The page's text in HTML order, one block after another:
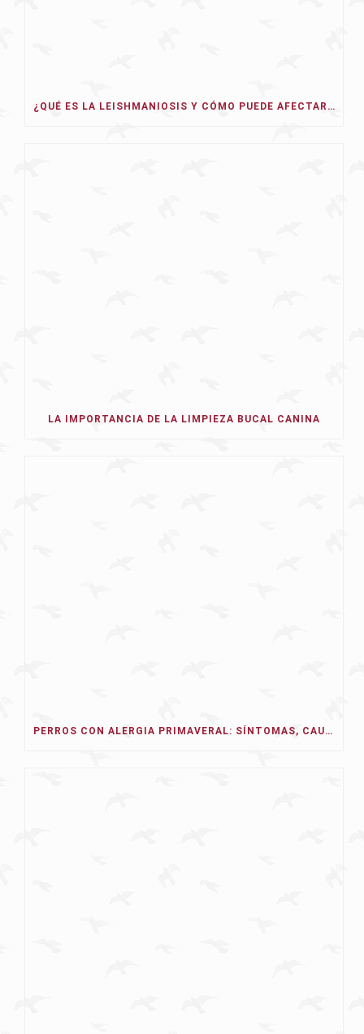
¿QUÉ ES LA LEISHMANIOSIS Y CÓMO PUEDE AFECTAR A NUESTRO PERRO EN 2026?
LA IMPORTANCIA DE LA LIMPIEZA BUCAL CANINA
PERROS CON ALERGIA PRIMAVERAL: SÍNTOMAS, CAUSAS Y TRATAMIENTO